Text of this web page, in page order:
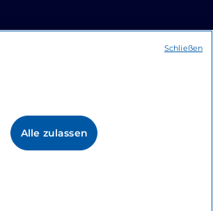
Alle zulassen
Schließen